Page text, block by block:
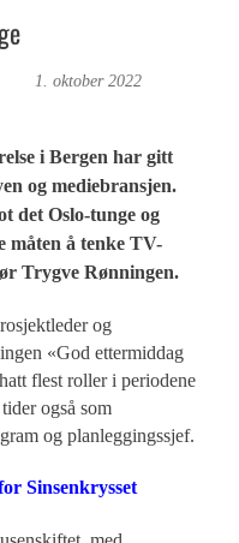
1. oktober 2022
i Bergen har gitt
og mediebransjen.
det Oslo-tunge og
måten å tenke TV-
Trygve Rønningen.
og
«God ettermiddag
flest roller i periodene
også som
og planleggingssjef.
Sinsenkrysset